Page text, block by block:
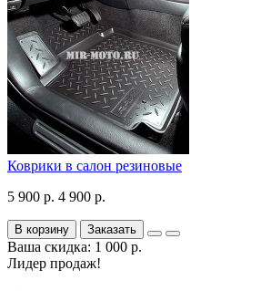
Коврики в салон резиновые
5 900 р. 4 900 р.
В корзину Заказать
Ваша скидка: 1 000 р.
Лидер продаж!